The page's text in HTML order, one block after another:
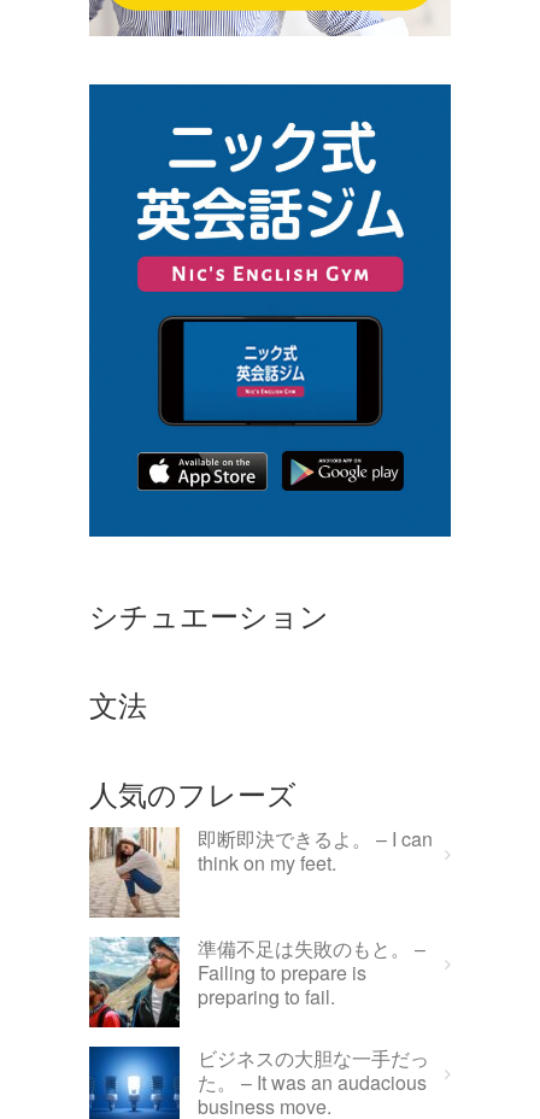
シチュエーション
文法
人気のフレーズ
即断即決できるよ。 – I can
think on my feet.
準備不足は失敗のもと。 –
Failing to prepare is
preparing to fail.
ビジネスの大胆な一手だっ
た。 – It was an audacious
business move.